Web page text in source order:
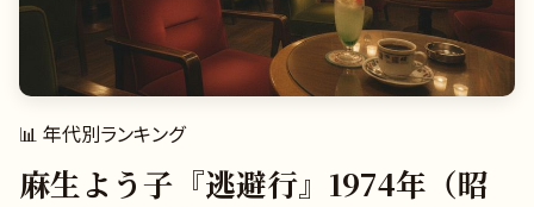
📊 年代別ランキング
麻生よう子『逃避行』1974年（昭